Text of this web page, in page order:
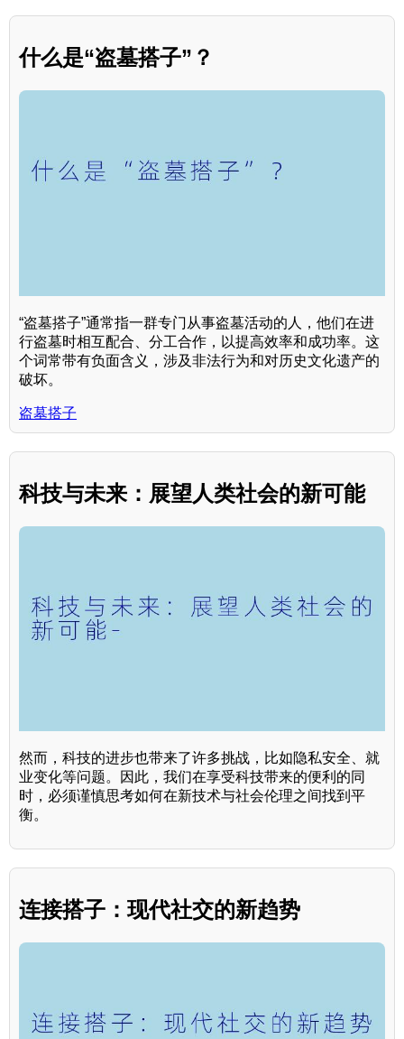
什么是“盗墓搭子”？
“盗墓搭子”通常指一群专门从事盗墓活动的人，他们在进
行盗墓时相互配合、分工合作，以提高效率和成功率。这
个词常带有负面含义，涉及非法行为和对历史文化遗产的
破坏。
盗墓搭子
科技与未来：展望人类社会的新可能
然而，科技的进步也带来了许多挑战，比如隐私安全、就
业变化等问题。因此，我们在享受科技带来的便利的同
时，必须谨慎思考如何在新技术与社会伦理之间找到平
衡。
连接搭子：现代社交的新趋势